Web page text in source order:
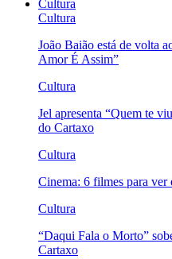
Cultura
Cultura
João Baião está de volta
Amor É Assim”
Cultura
Jel apresenta “Quem te
do Cartaxo
Cultura
Cinema: 6 filmes para
Cultura
“Daqui Fala o Morto”
Cartaxo